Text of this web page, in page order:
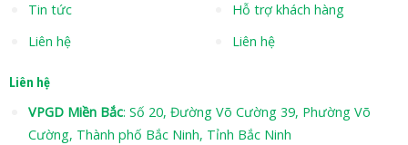
Tin tức
Liên hệ
Hỗ trợ khách hàng
Liên hệ
Liên hệ
VPGD Miền Bắc: Số 20, Đường Võ Cường 39, Phường Võ
Cường, Thành phố Bắc Ninh, Tỉnh Bắc Ninh